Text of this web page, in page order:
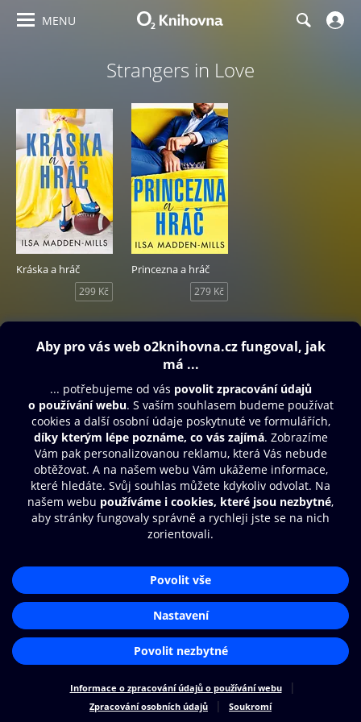
MENU
Strangers in Love
Kráska a hráč
299 Kč
Princezna a hráč
279 Kč
Obsah ke stažení
Další zábava
© O2 Czech Republic a.s.
Nákupní řád
Přístupnost
Cookies
Nastavení cookies
Aplikace O2 Knihovna
Čti a poslouchej své e-knihy a
audioknihy rychleji a pohodlněji.